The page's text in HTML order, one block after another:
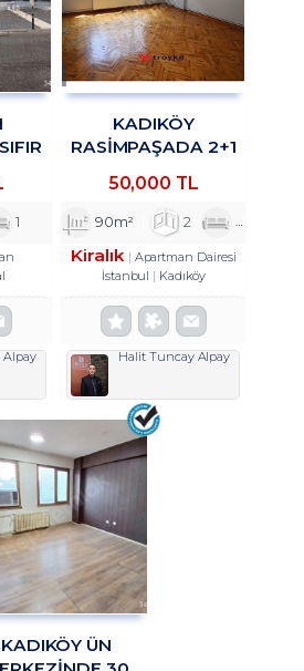
1
KADIKÖY
RASİMPAŞADA 2+1
TROYKADAN
50,000 TL
90m² 2
Kiralık
Apartman Dairesi
İstanbul
Kadıköy
Halit Tuncay Alpay
KADIKÖY ÜN